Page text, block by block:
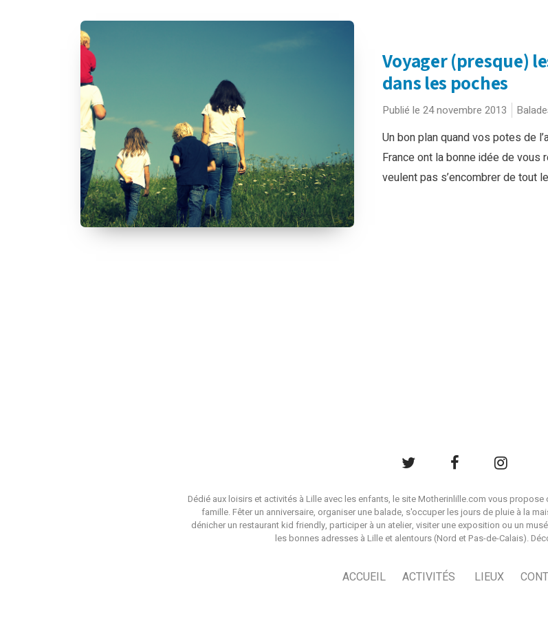
Voyager (presque)
dans les poches
Publié le 24 novembre 2013
Un bon plan quand vos potes de
France ont la bonne idée de vous
veulent pas s’encombrer de tout
Dédié aux loisirs et activités à Lille avec les enfants, le site Motherinlille.com vous
famille. Fêter un anniversaire, organiser une balade, s'occuper les jours de pluie à la
dénicher un restaurant kid friendly, participer à un atelier, visiter une exposition ou un
les bonnes adresses à Lille et alentours (Nord et Pas-de-Calais).
ACCUEIL ACTIVITÉS LIEUX